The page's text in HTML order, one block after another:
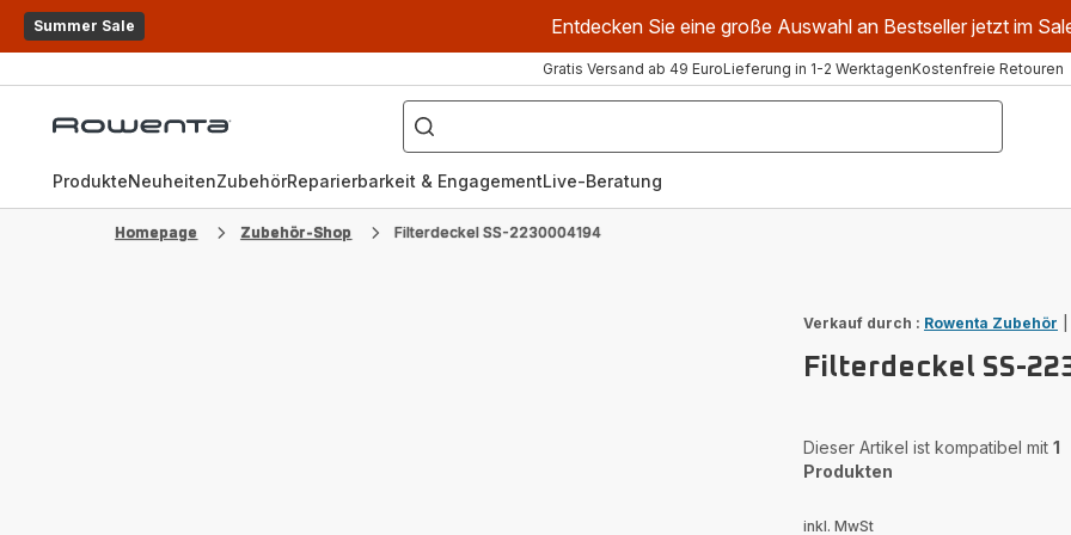
Summer Sale Entdecken Sie eine große Auswahl an Bestseller jetzt im
Gratis Versand ab 49 EuroLieferung in 1-2 WerktagenKostenfreie Retouren
Rowenta
Wonach
suchen
Sie?
ProdukteNeuheitenZubehörReparierbarkeit & EngagementLive-Beratung
Homepage Zubehör-Shop Filterdeckel SS-2230004194
Verkauf durch : Rowenta Zubehör
Filterdeckel SS-
Dieser Artikel ist kompatibel mit 1
Produkten
inkl. MwSt